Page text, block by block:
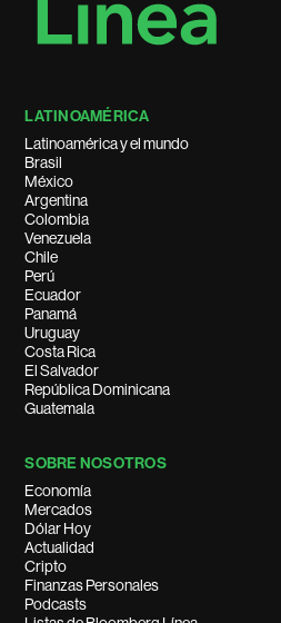
LATINOAMÉRICA
Latinoamérica y el mundo
Brasil
México
Argentina
Colombia
Venezuela
Chile
Perú
Ecuador
Panamá
Uruguay
Costa Rica
El Salvador
República Dominicana
Guatemala
SOBRE NOSOTROS
Economía
Mercados
Dólar Hoy
Actualidad
Cripto
Finanzas Personales
Podcasts